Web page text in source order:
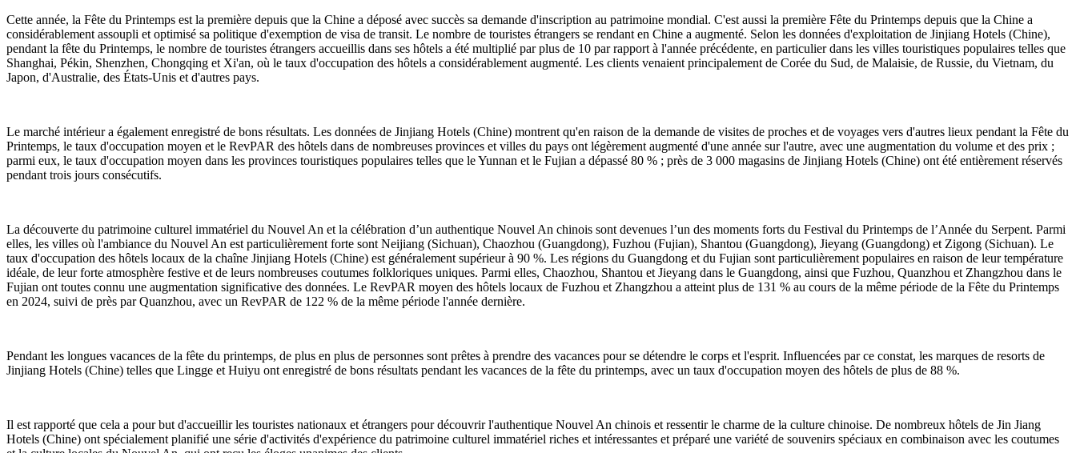
Cette année, la Fête du Printemps est la première depuis que la Chine a déposé avec succès sa demande d'inscription au patrimoine mondial. C'est aussi la première Fête du Printemps depuis que la Chine a
considérablement assoupli et optimisé sa politique d'exemption de visa de transit. Le nombre de touristes étrangers se rendant en Chine a augmenté. Selon les données d'exploitation de Jinjiang Hotels (Chine),
pendant la fête du Printemps, le nombre de touristes étrangers accueillis dans ses hôtels a été multiplié par plus de 10 par rapport à l'année précédente, en particulier dans les villes touristiques populaires telles que
Shanghai, Pékin, Shenzhen, Chongqing et Xi'an, où le taux d'occupation des hôtels a considérablement augmenté. Les clients venaient principalement de Corée du Sud, de Malaisie, de Russie, du Vietnam, du
Japon, d'Australie, des États-Unis et d'autres pays.
Le marché intérieur a également enregistré de bons résultats. Les données de Jinjiang Hotels (Chine) montrent qu'en raison de la demande de visites de proches et de voyages vers d'autres lieux pendant la Fête du
Printemps, le taux d'occupation moyen et le RevPAR des hôtels dans de nombreuses provinces et villes du pays ont légèrement augmenté d'une année sur l'autre, avec une augmentation du volume et des prix ;
parmi eux, le taux d'occupation moyen dans les provinces touristiques populaires telles que le Yunnan et le Fujian a dépassé 80 % ; près de 3 000 magasins de Jinjiang Hotels (Chine) ont été entièrement réservés
pendant trois jours consécutifs.
La découverte du patrimoine culturel immatériel du Nouvel An et la célébration d’un authentique Nouvel An chinois sont devenues l’un des moments forts du Festival du Printemps de l’Année du Serpent. Parmi
elles, les villes où l'ambiance du Nouvel An est particulièrement forte sont Neijiang (Sichuan), Chaozhou (Guangdong), Fuzhou (Fujian), Shantou (Guangdong), Jieyang (Guangdong) et Zigong (Sichuan). Le
taux d'occupation des hôtels locaux de la chaîne Jinjiang Hotels (Chine) est généralement supérieur à 90 %. Les régions du Guangdong et du Fujian sont particulièrement populaires en raison de leur température
idéale, de leur forte atmosphère festive et de leurs nombreuses coutumes folkloriques uniques. Parmi elles, Chaozhou, Shantou et Jieyang dans le Guangdong, ainsi que Fuzhou, Quanzhou et Zhangzhou dans le
Fujian ont toutes connu une augmentation significative des données. Le RevPAR moyen des hôtels locaux de Fuzhou et Zhangzhou a atteint plus de 131 % au cours de la même période de la Fête du Printemps
en 2024, suivi de près par Quanzhou, avec un RevPAR de 122 % de la même période l'année dernière.
Pendant les longues vacances de la fête du printemps, de plus en plus de personnes sont prêtes à prendre des vacances pour se détendre le corps et l'esprit. Influencées par ce constat, les marques de resorts de
Jinjiang Hotels (Chine) telles que Lingge et Huiyu ont enregistré de bons résultats pendant les vacances de la fête du printemps, avec un taux d'occupation moyen des hôtels de plus de 88 %.
Il est rapporté que cela a pour but d'accueillir les touristes nationaux et étrangers pour découvrir l'authentique Nouvel An chinois et ressentir le charme de la culture chinoise. De nombreux hôtels de Jin Jiang
Hotels (Chine) ont spécialement planifié une série d'activités d'expérience du patrimoine culturel immatériel riches et intéressantes et préparé une variété de souvenirs spéciaux en combinaison avec les coutumes